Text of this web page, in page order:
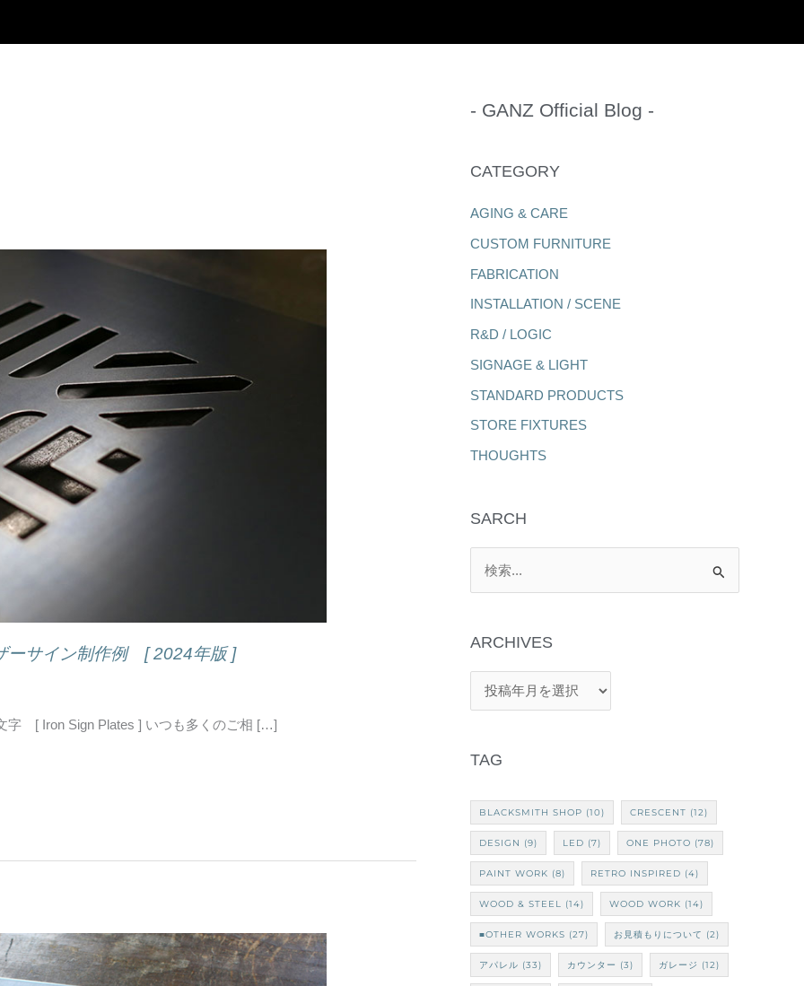
ーサイン制作例 [ 2024年版 ]
字 [ Iron Sign Plates ] いつも多くのご相 […]
- GANZ Official Blog -
CATEGORY
AGING & CARE
CUSTOM FURNITURE
FABRICATION
INSTALLATION / SCENE
R&D / LOGIC
SIGNAGE & LIGHT
STANDARD PRODUCTS
STORE FIXTURES
THOUGHTS
SARCH
TAG
BLACKSMITH SHOP (10) CRESCENT (12)
DESIGN (9) LED (7) ONE PHOTO (78)
PAINT WORK (8) RETRO INSPIRED (4)
WOOD & STEEL (14) WOOD WORK (14)
■OTHER WORKS (27) お見積もりについて (2)
アパレル (33) カウンター (3) ガレージ (12)